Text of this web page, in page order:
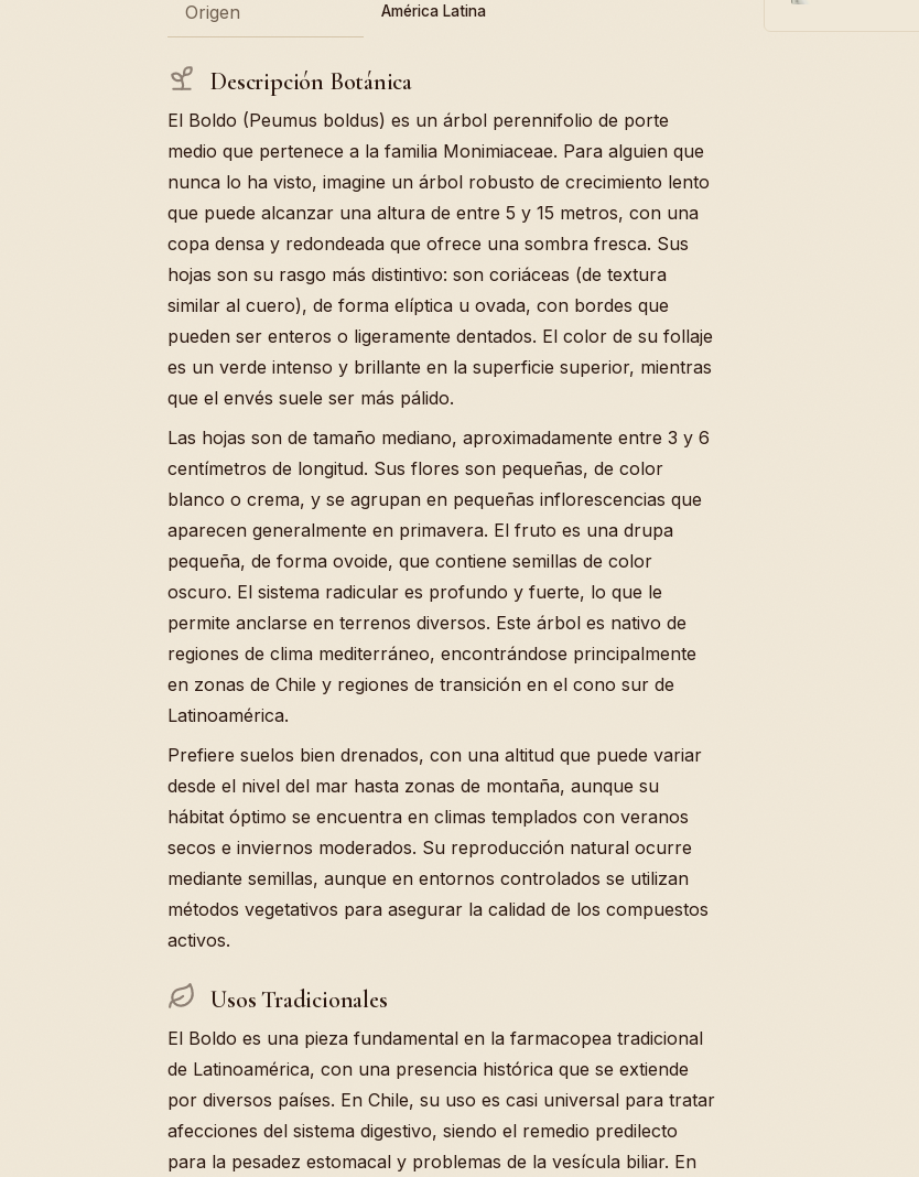
Origen América Latina
Descripción Botánica
El Boldo (Peumus boldus) es un árbol perennifolio de porte
medio que pertenece a la familia Monimiaceae. Para alguien que
nunca lo ha visto, imagine un árbol robusto de crecimiento lento
que puede alcanzar una altura de entre 5 y 15 metros, con una
copa densa y redondeada que ofrece una sombra fresca. Sus
hojas son su rasgo más distintivo: son coriáceas (de textura
similar al cuero), de forma elíptica u ovada, con bordes que
pueden ser enteros o ligeramente dentados. El color de su follaje
es un verde intenso y brillante en la superficie superior, mientras
que el envés suele ser más pálido.
Las hojas son de tamaño mediano, aproximadamente entre 3 y 6
centímetros de longitud. Sus flores son pequeñas, de color
blanco o crema, y se agrupan en pequeñas inflorescencias que
aparecen generalmente en primavera. El fruto es una drupa
pequeña, de forma ovoide, que contiene semillas de color
oscuro. El sistema radicular es profundo y fuerte, lo que le
permite anclarse en terrenos diversos. Este árbol es nativo de
regiones de clima mediterráneo, encontrándose principalmente
en zonas de Chile y regiones de transición en el cono sur de
Latinoamérica.
Prefiere suelos bien drenados, con una altitud que puede variar
desde el nivel del mar hasta zonas de montaña, aunque su
hábitat óptimo se encuentra en climas templados con veranos
secos e inviernos moderados. Su reproducción natural ocurre
mediante semillas, aunque en entornos controlados se utilizan
métodos vegetativos para asegurar la calidad de los compuestos
activos.
Usos Tradicionales
El Boldo es una pieza fundamental en la farmacopea tradicional
de Latinoamérica, con una presencia histórica que se extiende
por diversos países. En Chile, su uso es casi universal para tratar
afecciones del sistema digestivo, siendo el remedio predilecto
para la pesadez estomacal y problemas de la vesícula biliar. En